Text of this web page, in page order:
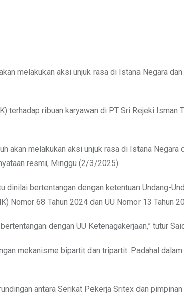
melakukan aksi unjuk rasa di Istana Negara
terhadap ribuan karyawan di PT Sri Rejeki Isman
akan melakukan aksi unjuk rasa di Istana Negara
resmi, Minggu (2/3/2025).
bertentangan dengan ketentuan Undang-
Nomor 68 Tahun 2024 dan UU Nomor 13 Tahun
dengan UU Ketenagakerjaan,” tutur
mekanisme bipartit dan tripartit. Padahal dalam
antara Serikat Pekerja Sritex dan pimpinan